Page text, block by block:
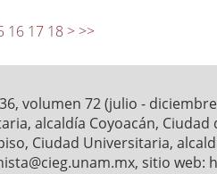
16 17 18 > >>
36, volumen 72 (julio -
alcaldía Coyoacán,
Ciudad Universitaria,
sitio